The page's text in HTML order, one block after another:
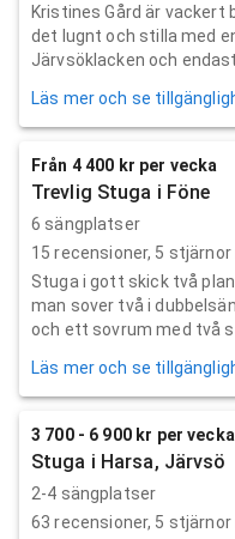
Kristines Gård är vackert
det lugnt och stilla med
Järvsöklacken och
Läs mer och se
Från 4 400 kr per vecka
Trevlig Stuga i Föne
6 sängplatser
15 recensioner, 5
Stuga i gott skick två
man sover två i
och ett sovrum med två
Läs mer och se
3 700 - 6 900 kr per vecka
Stuga i Harsa, Järvsö
2-4 sängplatser
63 recensioner, 5